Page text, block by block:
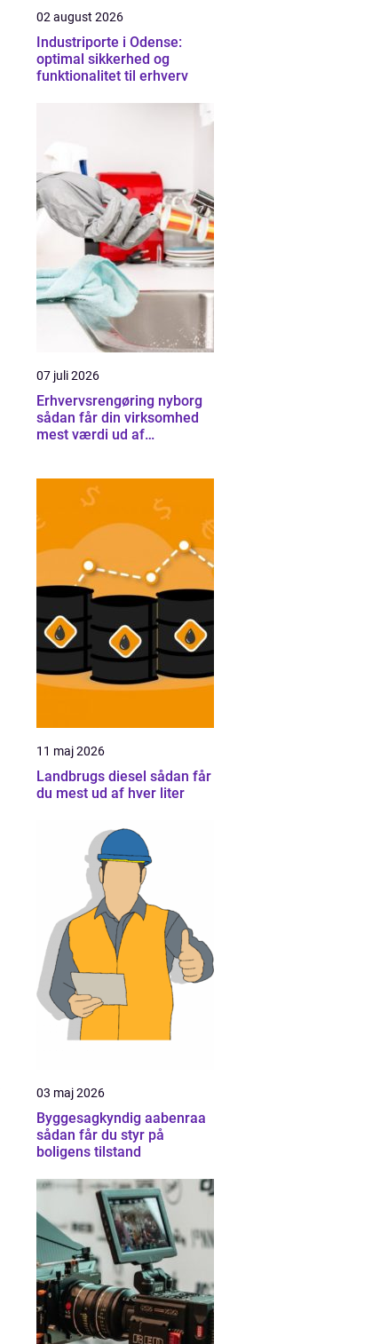
02 august 2026
Industriporte i Odense:
optimal sikkerhed og
funktionalitet til erhverv
07 juli 2026
Erhvervsrengøring nyborg
sådan får din virksomhed
mest værdi ud af
11 maj 2026
Landbrugs diesel sådan får
du mest ud af hver liter
03 maj 2026
Byggesagkyndig aabenraa
sådan får du styr på
boligens tilstand